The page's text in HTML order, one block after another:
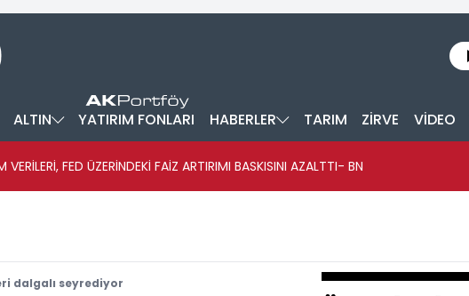
ALTIN YATIRIM FONLARI HABERLER TARIM ZİRVE VİDEO
VERİLERİ, FED ÜZERİNDEKİ FAİZ ARTIRIMI BASKISINI AZALTTI- BN
dalgalı seyrediyor